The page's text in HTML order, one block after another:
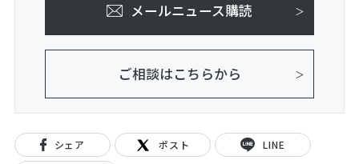
メールニュース購読
ご相談はこちらから
シェア ポスト LINE